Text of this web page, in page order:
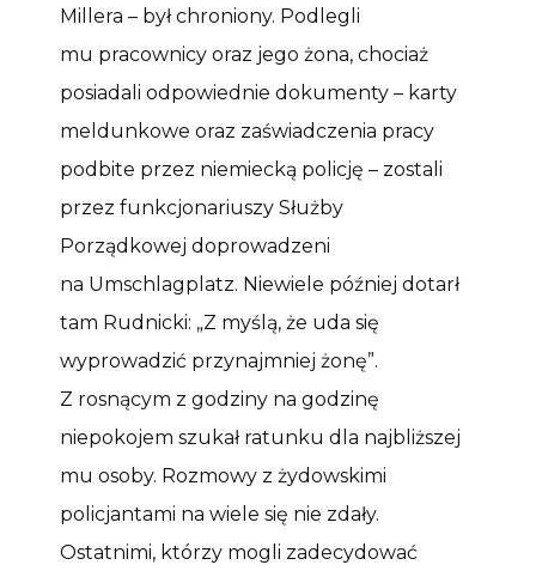
Millera – był chroniony. Podlegli
mu pracownicy oraz jego żona, chociaż
posiadali odpowiednie dokumenty – karty
meldunkowe oraz zaświadczenia pracy
podbite przez niemiecką policję – zostali
przez funkcjonariuszy Służby
Porządkowej doprowadzeni
na Umschlagplatz. Niewiele później dotarł
tam Rudnicki: „Z myślą, że uda się
wyprowadzić przynajmniej żonę”.
Z rosnącym z godziny na godzinę
niepokojem szukał ratunku dla najbliższej
mu osoby. Rozmowy z żydowskimi
policjantami na wiele się nie zdały.
Ostatnimi, którzy mogli zadecydować